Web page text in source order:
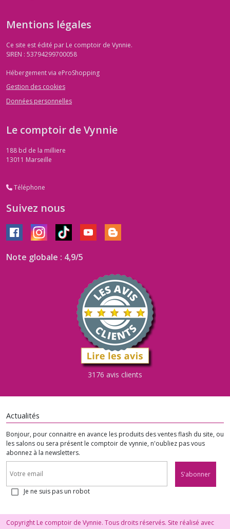
Mentions légales
Ce site est édité par Le comptoir de Vynnie.
SIREN : 53794299700058
Hébergement via eProShopping
Gestion des cookies
Données personnelles
Le comptoir de Vynnie
188 bd de la milliere
13011 Marseille
Téléphone
Suivez nous
Note globale : 4,9/5
3176 avis clients
Actualités
Bonjour, pour connaitre en avance les produits des ventes flash du site, ou
les salons ou sera présent le comptoir de vynnie, n'oubliez pas vous
abonnez à la newsletters.
S'abonner
Je ne suis pas un robot
Copyright Le comptoir de Vynnie. Tous droits réservés. Site réalisé avec